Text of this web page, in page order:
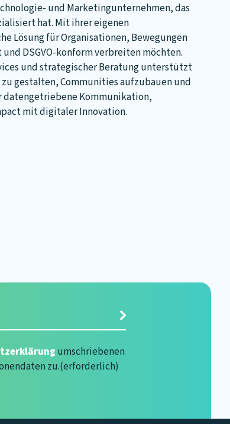
und Marketingunternehmen, das
hat. Mit ihrer eigenen
Lösung für Organisationen, Bewegungen
DSGVO-konform verbreiten möchten.
und strategischer Beratung unterstützt
gestalten, Communities aufzubauen und
datengetriebene Kommunikation,
mit digitaler Innovation.
umschriebenen
zu.(erforderlich)